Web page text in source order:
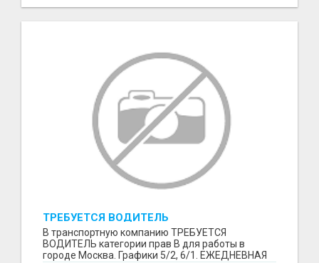
ТРЕБУЕТСЯ ВОДИТЕЛЬ
В транспортную компанию ТРЕБУЕТСЯ
ВОДИТЕЛЬ категории прав В для работы в
городе Москва. Графики 5/2, 6/1. ЕЖЕДНЕВНАЯ